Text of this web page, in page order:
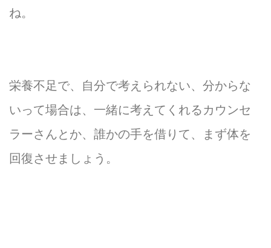
ね。
栄養不足で、自分で考えられない、分からな
いって場合は、一緒に考えてくれるカウンセ
ラーさんとか、誰かの手を借りて、まず体を
回復させましょう。